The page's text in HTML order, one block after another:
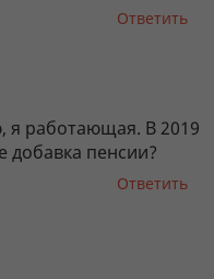
Ответить
я работающая. В 2019
добавка пенсии?
Ответить